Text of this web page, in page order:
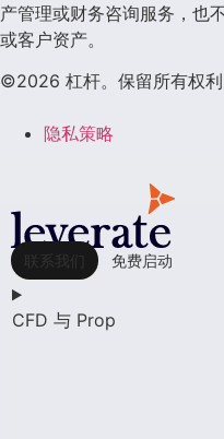
产管理或财务咨询服务，也
或客户资产。
©2026 杠杆。保留所有权利
隐私策略
联系我们 免费启动
CFD 与 Prop